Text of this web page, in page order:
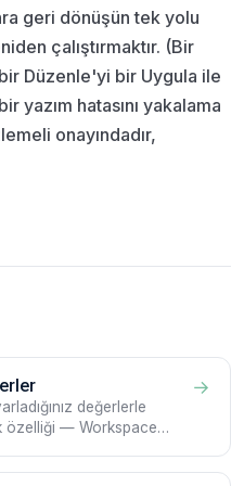
geri dönüşün tek yolu
çalıştırmaktır. (Bir
Düzenle'yi bir Uygula ile
yazım hatasını yakalama
onayındadır,
değerlerle
özelliği — Workspace
→